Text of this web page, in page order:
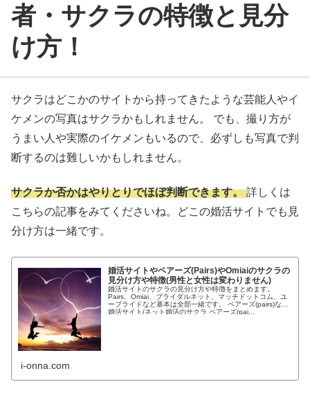
者・サクラの特徴と見分
け方！
サクラはどこかのサイトから持ってきたような芸能人やイ
ケメンの写真はサクラかもしれません。 でも、撮り方が
うまい人や実際のイケメンもいるので、必ずしも写真で判
断するのは難しいかもしれません。
サクラか否かはやりとりでほぼ判断できます。詳しくは
こちらの記事をみてくださいね。どこの婚活サイトでも見
分け方は一緒です。
婚活サイトやペアーズ(Pairs)やOmiaiのサクラの
見分け方や特徴(男性と女性は変わりません)
婚活サイトのサクラの見分け方や特徴をまとめます。
Pairs、Omiai、ブライダルネット、マッチドットコム、ユ
ーブライドなど基本は全部一緒です。 ペアーズ(pairs)など
婚活サイト/ネット婚活のサクラ ペアーズ(pai...
i-onna.com